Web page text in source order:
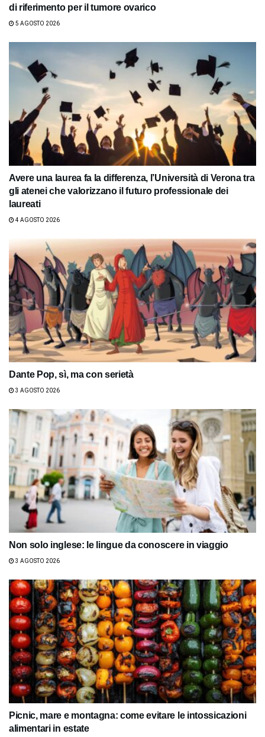
di riferimento per il tumore ovarico
5 AGOSTO 2026
Avere una laurea fa la differenza, l’Università di Verona tra
gli atenei che valorizzano il futuro professionale dei
laureati
4 AGOSTO 2026
Dante Pop, sì, ma con serietà
3 AGOSTO 2026
Non solo inglese: le lingue da conoscere in viaggio
3 AGOSTO 2026
Picnic, mare e montagna: come evitare le intossicazioni
alimentari in estate